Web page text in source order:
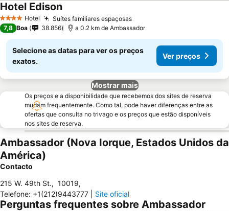
4 EstrelasHotel Suítes familiares espaçosas
Hotel Edison
7,8 Boa 38.856 a 0.2 km de Ambassador
Selecione as datas para ver os preços
exatos.
Ver preços
Mostrar mais
Os preços e a disponibilidade que recebemos dos sites de reserva
mudam frequentemente. Como tal, pode haver diferenças entre as
ofertas que consulta no trivago e os preços que estão disponíveis
nos sites de reserva.
Ambassador (Nova Iorque, Estados Unidos da
América)
Contacto
215 W. 49th St., 10019,
Telefone: +1(212)9443777 Site oficial
Perguntas frequentes sobre Ambassador